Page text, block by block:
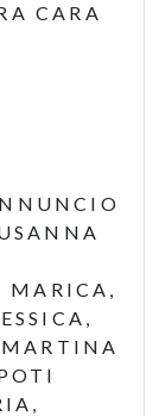
CARA
MARICA,